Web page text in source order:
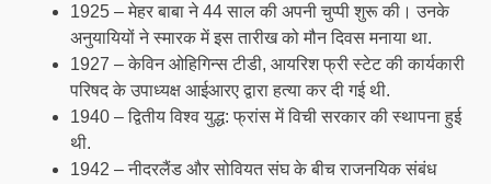
1925 – मेहर बाबा ने 44 साल की अपनी चुप्पी शुरू की। उनके
अनुयायियों ने स्मारक में इस तारीख को मौन दिवस मनाया था.
1927 – केविन ओहिगिन्स टीडी, आयरिश फ्री स्टेट की कार्यकारी
परिषद के उपाध्यक्ष आईआरए द्वारा हत्या कर दी गई थी.
1940 – द्वितीय विश्व युद्ध: फ्रांस में विची सरकार की स्थापना हुई
थी.
1942 – नीदरलैंड और सोवियत संघ के बीच राजनयिक संबंध